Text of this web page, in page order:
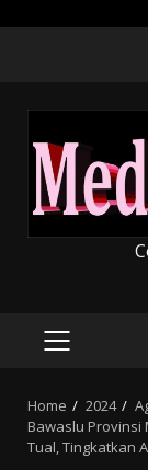
PRIMARY
Home 2024
Bawaslu Provinsi
Tual, Tingkatkan